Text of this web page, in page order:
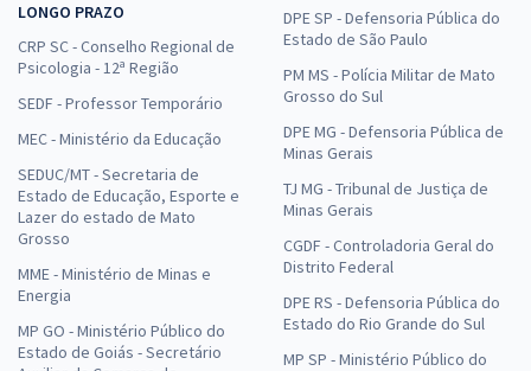
LONGO PRAZO
CRP SC - Conselho Regional de
Psicologia - 12ª Região
SEDF - Professor Temporário
MEC - Ministério da Educação
SEDUC/MT - Secretaria de
Estado de Educação, Esporte e
Lazer do estado de Mato
Grosso
MME - Ministério de Minas e
Energia
MP GO - Ministério Público do
Estado de Goiás - Secretário
DPE SP - Defensoria Pública do
Estado de São Paulo
PM MS - Polícia Militar de Mato
Grosso do Sul
DPE MG - Defensoria Pública de
Minas Gerais
TJ MG - Tribunal de Justiça de
Minas Gerais
CGDF - Controladoria Geral do
Distrito Federal
DPE RS - Defensoria Pública do
Estado do Rio Grande do Sul
MP SP - Ministério Público do